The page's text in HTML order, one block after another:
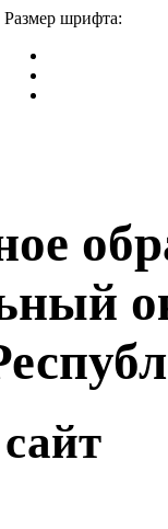
Размер шрифта: